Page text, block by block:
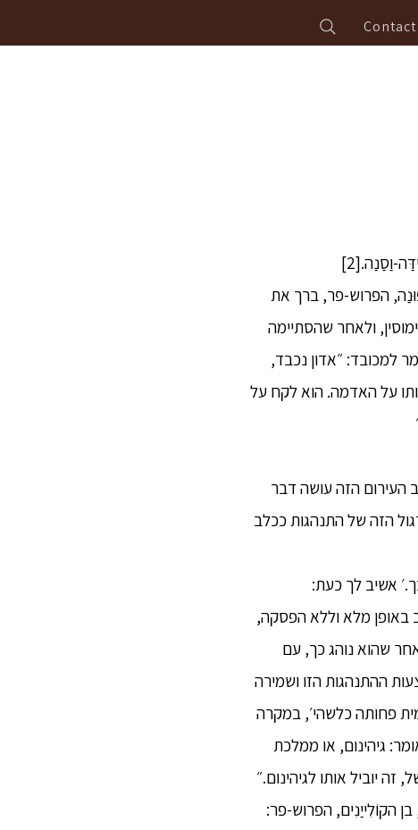
Contact
כלב עירום,[4] הלכו אל המכובד. פּוּנַה, הפרוש-פר, ברך את
ולאחר שהסתיימה
למכובד: ״אדון נכבד,
על האדמה. הוא לקח על
העירום הזה עושה דבר
הזה של התנהגות ככלב
אשיב לך כעת:
באופן מלא וללא הפסקה,
שהוא נוהג כך, עם
לו השקפה כזו: ׳באמצעות ההתנהגות הזו ושמירה
פחותה כלשהי׳, במקרה
גיהינום, או ממלכת
יוביל אותו לגיהינום.״
הקוֹלִייַנִים, הפרוש-פר: